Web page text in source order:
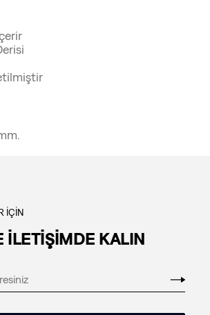
İÇİN
İLETİŞİMDE KALIN